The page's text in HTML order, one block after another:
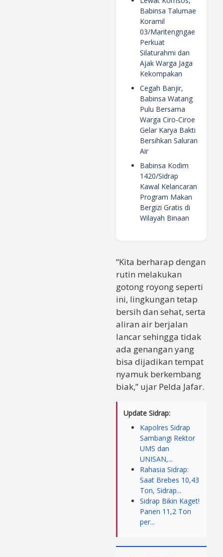
Babinsa Talumae
Koramil
03/Maritengngae
Perkuat
Silaturahmi dan
Ajak Warga Jaga
Kekompakan
Cegah Banjir,
Babinsa Watang
Pulu Bersama
Warga Ciro-Ciroe
Gelar Karya Bakti
Bersihkan Saluran
Air
Babinsa Kodim
1420/Sidrap
Kawal Kelancaran
Program Makan
Bergizi Gratis di
Wilayah Binaan
“Kita berharap dengan
rutin melakukan
gotong royong seperti
ini, lingkungan tetap
bersih dan sehat, serta
aliran air berjalan
lancar sehingga tidak
ada genangan yang
bisa dijadikan tempat
nyamuk berkembang
biak,” ujar Pelda Jafar.
Update Sidrap:
Kapolres Sidrap
Sambangi Rektor
UMS dan
UNISAN,...
Rahasia Sidrap:
Saat Brebes 10,43
Ton, Sidrap...
Sidrap Bikin Kaget!
Panen 11,2 Ton
per...